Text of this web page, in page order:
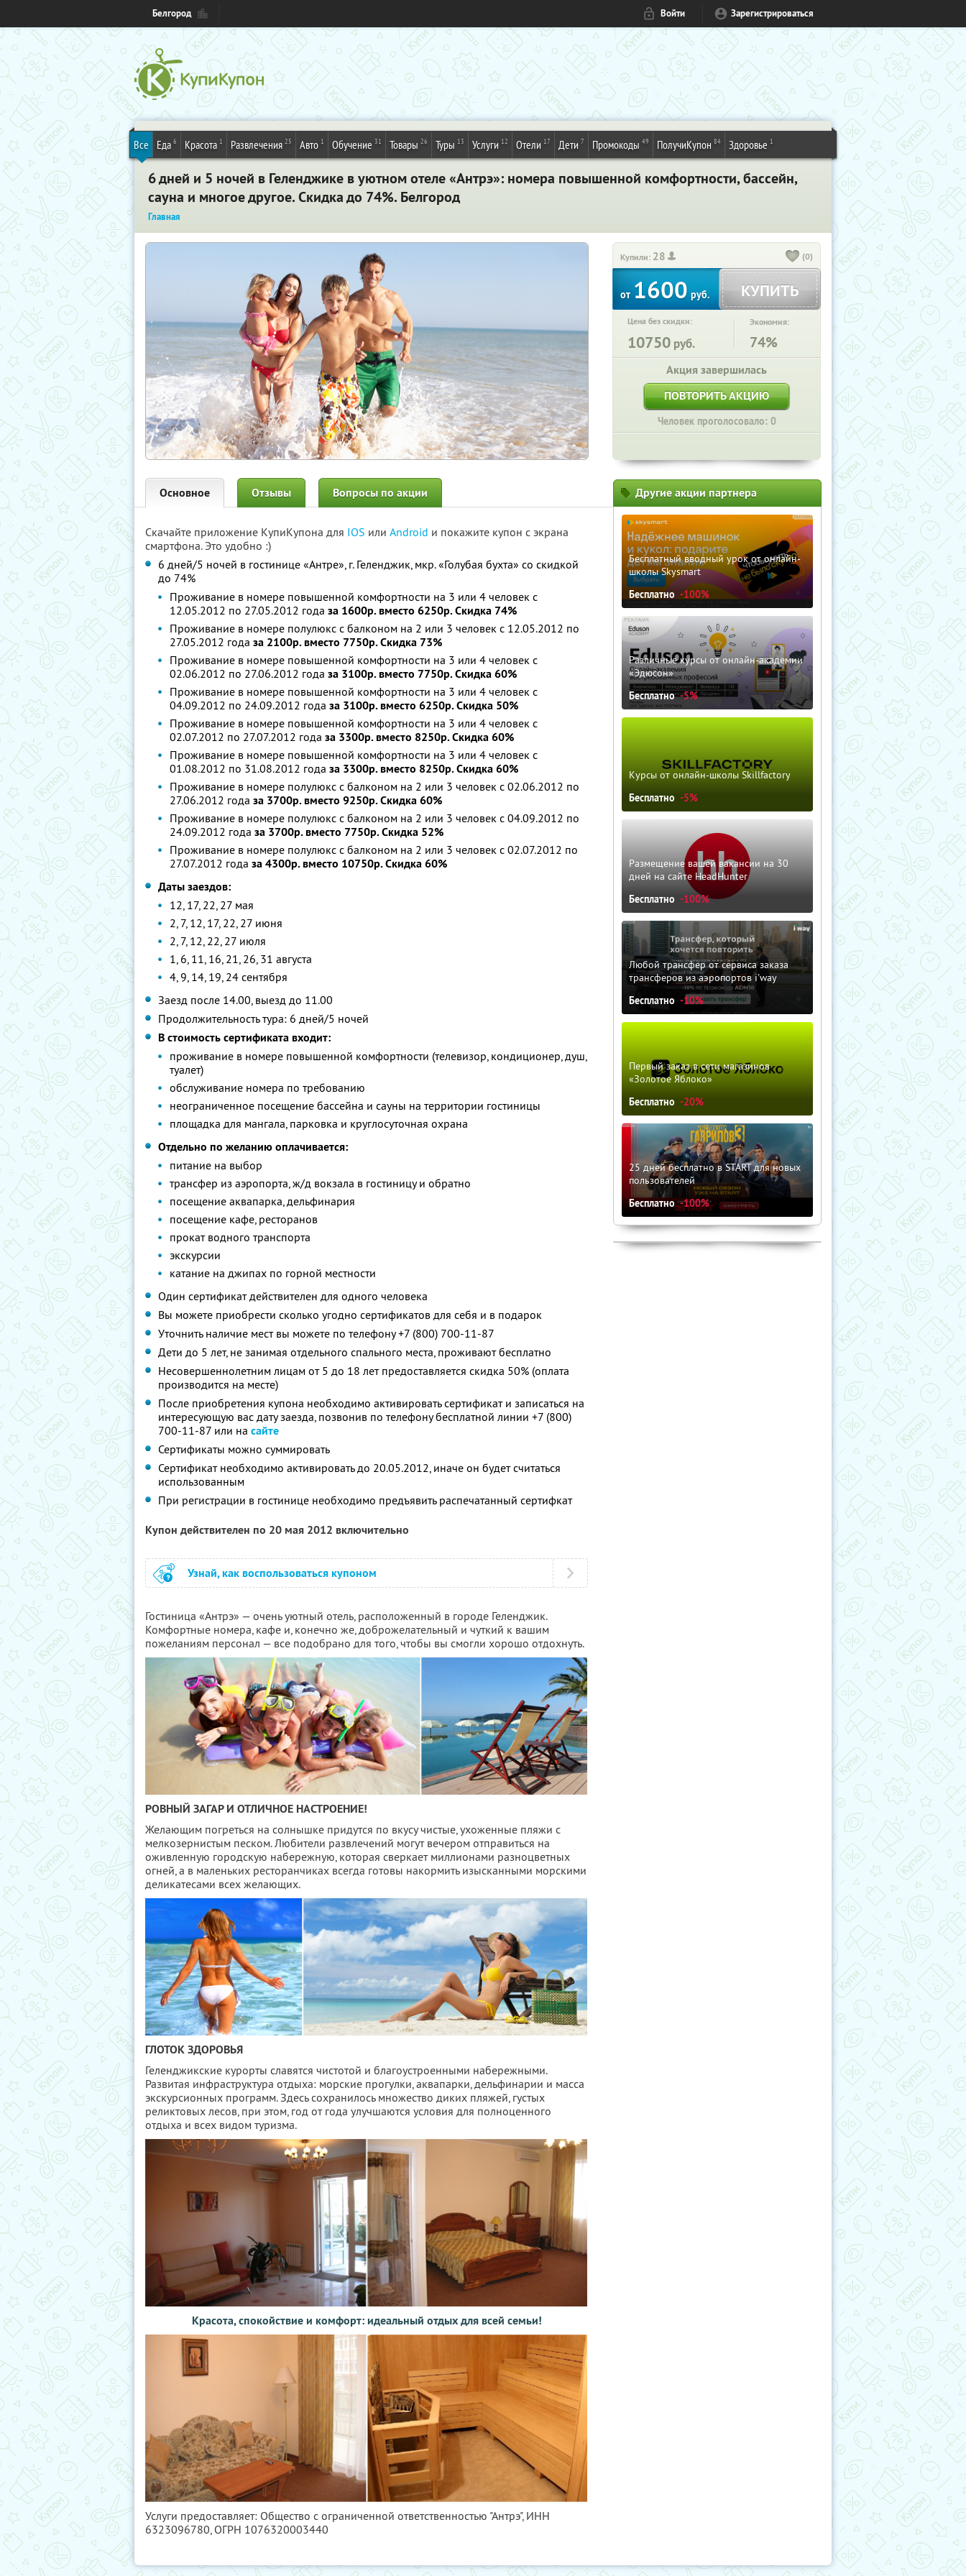
Белгород Войти Зарегистрироваться
Все Еда 6 Красота 1 Развлечения 25 Авто 1 Обучение 31 Товары 26 Туры 13 Услуги 12 Отели 17 Дети 7 Промокоды 49 ПолучиКупон 84 Здоровье 1
6 дней и 5 ночей в Геленджике в уютном отеле «Антрэ»: номера повышенной комфортности, бассейн,
сауна и многое другое. Скидка до 74%. Белгород
Главная
Купили: 28 (0)
от 1600 руб. КУПИТЬ
Цена без скидки:
10750 руб.
Экономия:
74%
Акция завершилась
ПОВТОРИТЬ АКЦИЮ
Человек проголосовало: 0
Основное Отзывы Вопросы по акции
Скачайте приложение КупиКупона для IOS или Android и покажите купон с экрана
смартфона. Это удобно :)
6 дней/5 ночей в гостинице «Антре», г. Геленджик, мкр. «Голубая бухта» со скидкой
до 74%
Проживание в номере повышенной комфортности на 3 или 4 человек с
12.05.2012 по 27.05.2012 года за 1600р. вместо 6250р. Скидка 74%
Проживание в номере полулюкс с балконом на 2 или 3 человек с 12.05.2012 по
27.05.2012 года за 2100р. вместо 7750р. Скидка 73%
Проживание в номере повышенной комфортности на 3 или 4 человек с
02.06.2012 по 27.06.2012 года за 3100р. вместо 7750р. Скидка 60%
Проживание в номере повышенной комфортности на 3 или 4 человек с
04.09.2012 по 24.09.2012 года за 3100р. вместо 6250р. Скидка 50%
Проживание в номере повышенной комфортности на 3 или 4 человек с
02.07.2012 по 27.07.2012 года за 3300р. вместо 8250р. Скидка 60%
Проживание в номере повышенной комфортности на 3 или 4 человек с
01.08.2012 по 31.08.2012 года за 3300р. вместо 8250р. Скидка 60%
Проживание в номере полулюкс с балконом на 2 или 3 человек с 02.06.2012 по
27.06.2012 года за 3700р. вместо 9250р. Скидка 60%
Проживание в номере полулюкс с балконом на 2 или 3 человек с 04.09.2012 по
24.09.2012 года за 3700р. вместо 7750р. Скидка 52%
Проживание в номере полулюкс с балконом на 2 или 3 человек с 02.07.2012 по
27.07.2012 года за 4300р. вместо 10750р. Скидка 60%
Даты заездов:
12, 17, 22, 27 мая
2, 7, 12, 17, 22, 27 июня
2, 7, 12, 22, 27 июля
1, 6, 11, 16, 21, 26, 31 августа
4, 9, 14, 19, 24 сентября
Заезд после 14.00, выезд до 11.00
Продолжительность тура: 6 дней/5 ночей
В стоимость сертификата входит:
проживание в номере повышенной комфортности (телевизор, кондиционер, душ,
туалет)
обслуживание номера по требованию
неограниченное посещение бассейна и сауны на территории гостиницы
площадка для мангала, парковка и круглосуточная охрана
Отдельно по желанию оплачивается:
питание на выбор
трансфер из аэропорта, ж/д вокзала в гостиницу и обратно
посещение аквапарка, дельфинария
посещение кафе, ресторанов
прокат водного транспорта
экскурсии
катание на джипах по горной местности
Один сертификат действителен для одного человека
Вы можете приобрести сколько угодно сертификатов для себя и в подарок
Уточнить наличие мест вы можете по телефону +7 (800) 700-11-87
Дети до 5 лет, не занимая отдельного спального места, проживают бесплатно
Несовершеннолетним лицам от 5 до 18 лет предоставляется скидка 50% (оплата
производится на месте)
После приобретения купона необходимо активировать сертификат и записаться на
интересующую вас дату заезда, позвонив по телефону бесплатной линии +7 (800)
700-11-87 или на сайте
Сертификаты можно суммировать
Сертификат необходимо активировать до 20.05.2012, иначе он будет считаться
использованным
При регистрации в гостинице необходимо предъявить распечатанный сертифкат
Купон действителен по 20 мая 2012 включительно
Узнай, как воспользоваться купоном
Гостиница «Антрэ» — очень уютный отель, расположенный в городе Геленджик.
Комфортные номера, кафе и, конечно же, доброжелательный и чуткий к вашим
пожеланиям персонал — все подобрано для того, чтобы вы смогли хорошо отдохнуть.
РОВНЫЙ ЗАГАР И ОТЛИЧНОЕ НАСТРОЕНИЕ!
Желающим погреться на солнышке придутся по вкусу чистые, ухоженные пляжи с
мелкозернистым песком. Любители развлечений могут вечером отправиться на
оживленную городскую набережную, которая сверкает миллионами разноцветных
огней, а в маленьких ресторанчиках всегда готовы накормить изысканными морскими
деликатесами всех желающих.
ГЛОТОК ЗДОРОВЬЯ
Геленджикские курорты славятся чистотой и благоустроенными набережными.
Развитая инфраструктура отдыха: морские прогулки, аквапарки, дельфинарии и масса
экскурсионных программ. Здесь сохранилось множество диких пляжей, густых
реликтовых лесов, при этом, год от года улучшаются условия для полноценного
отдыха и всех видом туризма.
Красота, спокойствие и комфорт: идеальный отдых для всей семьи!
Услуги предоставляет: Общество с ограниченной ответственностью "Антрэ", ИНН
6323096780 , ОГРН 1076320003440
Другие акции партнера
Бесплатный вводный урок от онлайн-
школы Skysmart
Бесплатно -100%
Различные курсы от онлайн-академии
«Эдюсон»
Бесплатно -5%
Курсы от онлайн-школы Skillfactory
Бесплатно -5%
Размещение вашей вакансии на 30
дней на сайте HeadHunter
Бесплатно -100%
Любой трансфер от сервиса заказа
трансферов из аэропортов i'way
Бесплатно -10%
Первый заказ в сети магазинов
«Золотое Яблоко»
Бесплатно -20%
25 дней бесплатно в START для новых
пользователей
Бесплатно -100%